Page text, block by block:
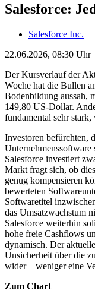
Salesforce:
Salesforce Inc.
22.06.2026, 08:30 Uhr
Der Kursverlauf der
Woche hat die Bullen
Bodenbildung aussah,
149,80 US-Dollar.
fundamental sehr
Investoren befürchten,
Unternehmenssoftware
Salesforce investiert
Markt fragt sich, ob
genug kompensieren
bewerteten
Softwaretitel
das Umsatzwachstum
Salesforce weiterhin
hohe freie Cashflows
dynamisch. Der
Unsicherheit über die
wider – weniger eine
Zum Chart